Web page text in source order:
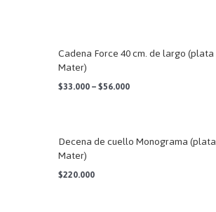
Cadena Force 40 cm. de largo (plata
Mater)
$33.000–$56.000
Decena de cuello Monograma (plata
Mater)
$220.000